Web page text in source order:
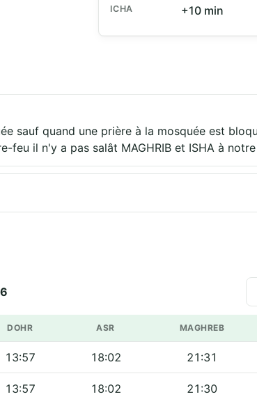
ICHA +10 min
sauf quand une prière à la mosquée est
il n'y a pas salât MAGHRIB et ISHA à
DOHR ASR MAGHREB
13:57 18:02 21:31
13:57 18:02 21:30